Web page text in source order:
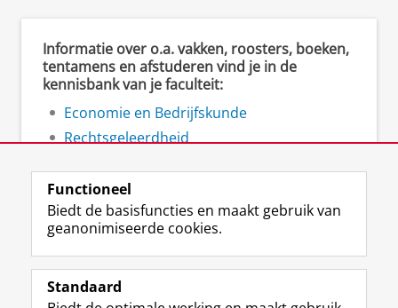
Informatie over o.a. vakken, roosters, boeken,
tentamens en afstuderen vind je in de
kennisbank van je faculteit:
Economie en Bedrijfskunde
Rechtsgeleerdheid
Volg de RUG
F
a
L
i
R
S
I
n
Y
o
Functioneel
Biedt de basisfuncties en maakt gebruik van
geanonimiseerde cookies.
Standaard